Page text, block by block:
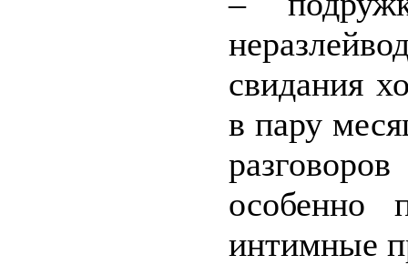
свидания
в пару
особенно
интимные